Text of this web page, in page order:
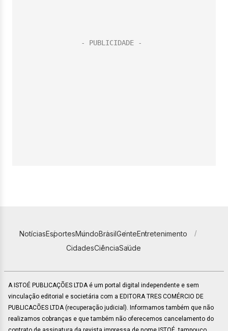
NotíciasEsportesMundoBrasilGenteEntretenimento
CidadesCiênciaSaúde
A ISTOÉ PUBLICAÇÕES LTDA é um portal digital independente e sem
vinculação editorial e societária com a EDITORA TRES COMÉRCIO DE
PUBLICACÕES LTDA (recuperação judicial). Informamos também que não
realizamos cobranças e que também não oferecemos cancelamento do